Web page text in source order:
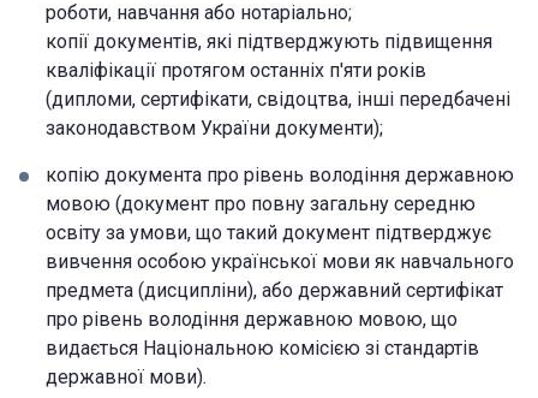
роботи, навчання або нотаріально;
копії документів, які підтверджують підвищення
кваліфікації протягом останніх п'яти років
(дипломи, сертифікати, свідоцтва, інші передбачені
законодавством України документи);
копію документа про рівень володіння державною
мовою (документ про повну загальну середню
освіту за умови, що такий документ підтверджує
вивчення особою української мови як навчального
предмета (дисципліни), або державний сертифікат
про рівень володіння державною мовою, що
видається Національною комісією зі стандартів
державної мови).